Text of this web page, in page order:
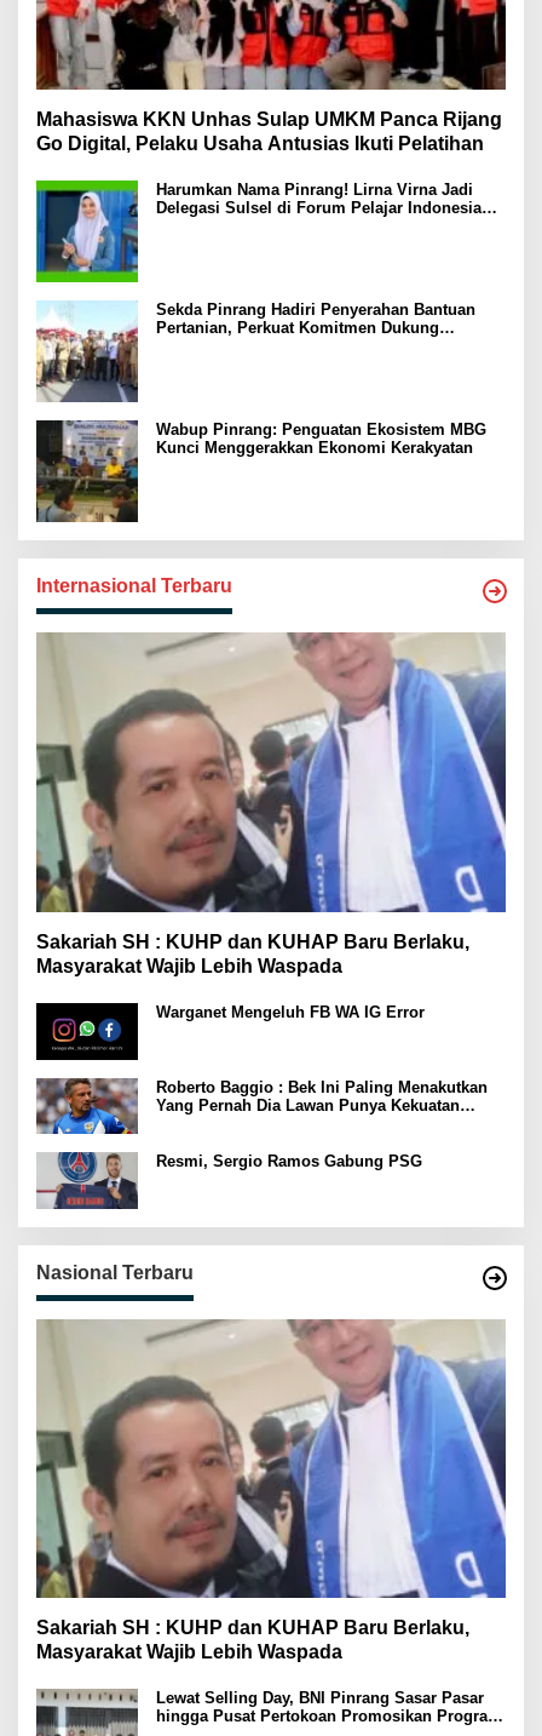
Mahasiswa KKN Unhas Sulap UMKM Panca Rijang
Go Digital, Pelaku Usaha Antusias Ikuti Pelatihan
Harumkan Nama Pinrang! Lirna Virna Jadi
Delegasi Sulsel di Forum Pelajar Indonesia
Sekda Pinrang Hadiri Penyerahan Bantuan
Pertanian, Perkuat Komitmen Dukung
Wabup Pinrang: Penguatan Ekosistem MBG
Kunci Menggerakkan Ekonomi Kerakyatan
Internasional Terbaru
Sakariah SH : KUHP dan KUHAP Baru Berlaku,
Masyarakat Wajib Lebih Waspada
Warganet Mengeluh FB WA IG Error
Roberto Baggio : Bek Ini Paling Menakutkan
Yang Pernah Dia Lawan Punya Kekuatan
Resmi, Sergio Ramos Gabung PSG
Nasional Terbaru
Sakariah SH : KUHP dan KUHAP Baru Berlaku,
Masyarakat Wajib Lebih Waspada
Lewat Selling Day, BNI Pinrang Sasar Pasar
hingga Pusat Pertokoan Promosikan Program